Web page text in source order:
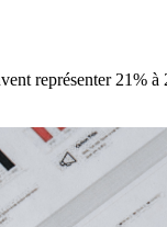
représenter 21%